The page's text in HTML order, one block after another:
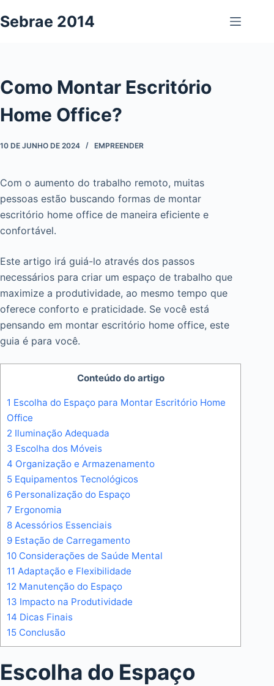
para
Sebrae 2014
Como Montar Escritório
Home Office?
10 DE JUNHO DE 2024 EMPREENDER
Com o aumento do trabalho remoto, muitas
pessoas estão buscando formas de montar
escritório home office de maneira eficiente e
confortável.
Este artigo irá guiá-lo através dos passos
necessários para criar um espaço de trabalho que
maximize a produtividade, ao mesmo tempo que
oferece conforto e praticidade. Se você está
pensando em montar escritório home office, este
guia é para você.
Conteúdo do artigo
1 Escolha do Espaço para Montar Escritório Home
Office
2 Iluminação Adequada
3 Escolha dos Móveis
4 Organização e Armazenamento
5 Equipamentos Tecnológicos
6 Personalização do Espaço
7 Ergonomia
8 Acessórios Essenciais
9 Estação de Carregamento
10 Considerações de Saúde Mental
11 Adaptação e Flexibilidade
12 Manutenção do Espaço
13 Impacto na Produtividade
14 Dicas Finais
15 Conclusão
Escolha do Espaço